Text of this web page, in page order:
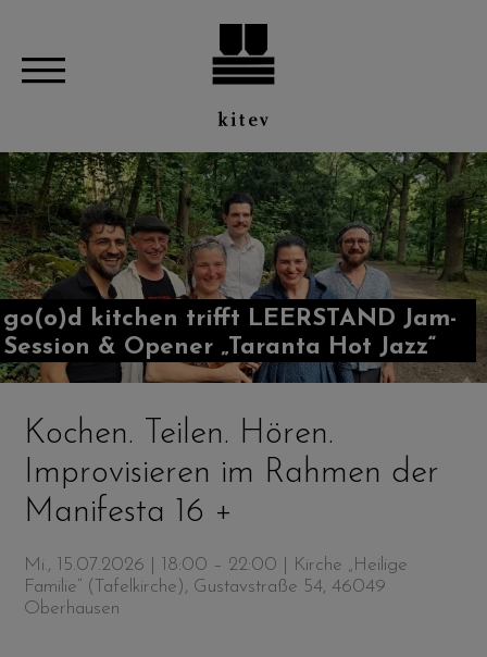
go(o)d kitchen trifft LEERSTAND Jam-
Session & Opener „Taranta Hot Jazz“
Kochen. Teilen. Hören.
Improvisieren im Rahmen der
Manifesta 16 +
Mi., 15.07.2026 | 18:00 – 22:00 | Kirche „Heilige
Familie“ (Tafelkirche), Gustavstraße 54, 46049
Oberhausen